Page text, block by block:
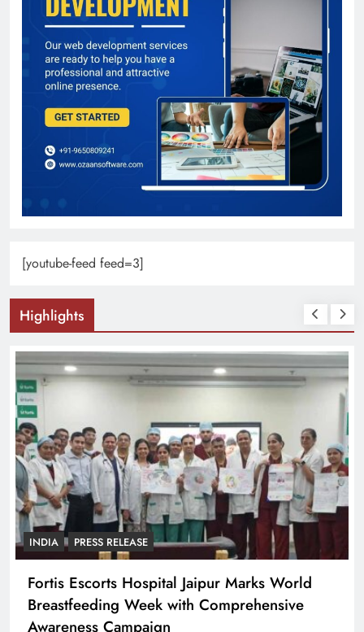
[youtube-feed feed=3]
Highlights
INDIA PRESS RELEASE
Fortis Escorts Hospital Jaipur Marks World
Breastfeeding Week with Comprehensive
Awareness Campaign